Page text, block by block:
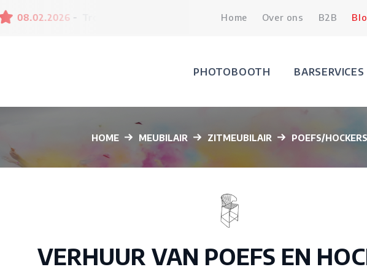
08.02.2026 Trouwbeurs Liefs - De Hoorn Leuven 15.02.2026 Trouw
Home Over ons B2B
PHOTOBOOTH BARSERVICES
HOME MEUBILAIR ZITMEUBILAIR POEFS/HOCKERS
VERHUUR VAN POEFS EN